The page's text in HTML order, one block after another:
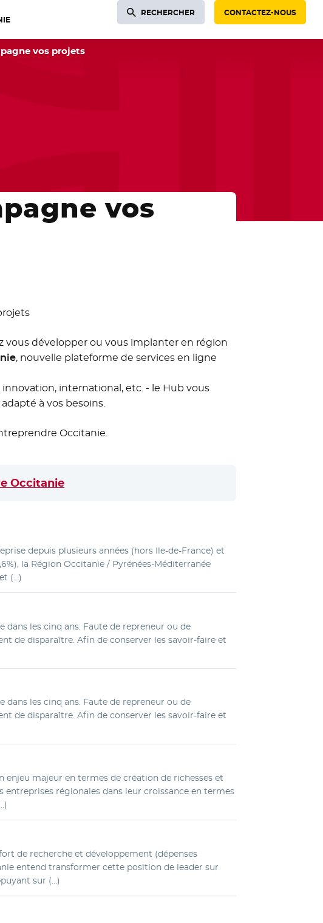
RECHERCHER CONTACTEZ-NOUS
vos projets
vos
vous développer ou vous implanter en région
, nouvelle plateforme de services en ligne
international, etc. - le Hub vous
à vos besoins.
Occitanie.
Occitanie
depuis plusieurs années (hors Ile-de-France) et
la Région Occitanie / Pyrénées-Méditerranée
(…)
dans les cinq ans. Faute de repreneur ou de
de disparaître. Afin de conserver les savoir-faire et
dans les cinq ans. Faute de repreneur ou de
de disparaître. Afin de conserver les savoir-faire et
enjeu majeur en termes de création de richesses et
entreprises régionales dans leur croissance en termes
de recherche et développement (dépenses
entend transformer cette position de leader sur
sur (…)